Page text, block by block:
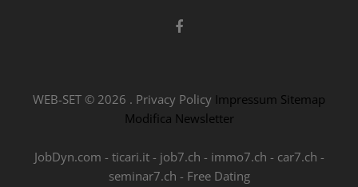
WEB-SET © 2026 . Privacy Policy Impressum Sitemap
Modifica Newsletter
JobDyn.com - ticari.it- job7.ch - immo7.ch - car7.ch -
seminar7.ch - Free Dating